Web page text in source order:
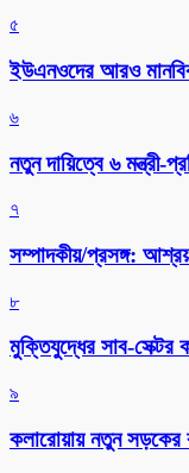
৫
ইউএনওদের আরও
৬
নতুন দায়িত্বে ৬ মন্ত্রী-
৭
সম্পাদকীয়/প্রসঙ্গ:
৮
মুক্তিযুদ্ধের সাব-সেক্টর
৯
কলারোয়ায় নতুন সড়কের